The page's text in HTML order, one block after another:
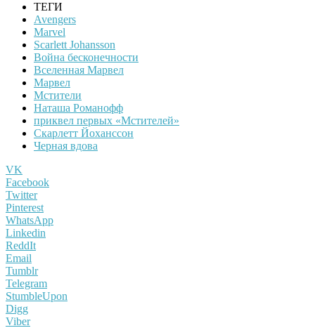
ТЕГИ
Avengers
Marvel
Scarlett Johansson
Война бесконечности
Вселенная Марвел
Марвел
Мстители
Наташа Романофф
приквел первых «Мстителей»
Скарлетт Йоханссон
Черная вдова
VK
Facebook
Twitter
Pinterest
WhatsApp
Linkedin
ReddIt
Email
Tumblr
Telegram
StumbleUpon
Digg
Viber